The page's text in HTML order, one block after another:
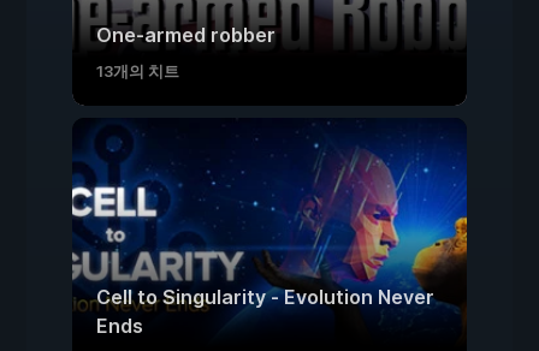
One-armed robber
13개의 치트
Cell to Singularity - Evolution Never
Ends